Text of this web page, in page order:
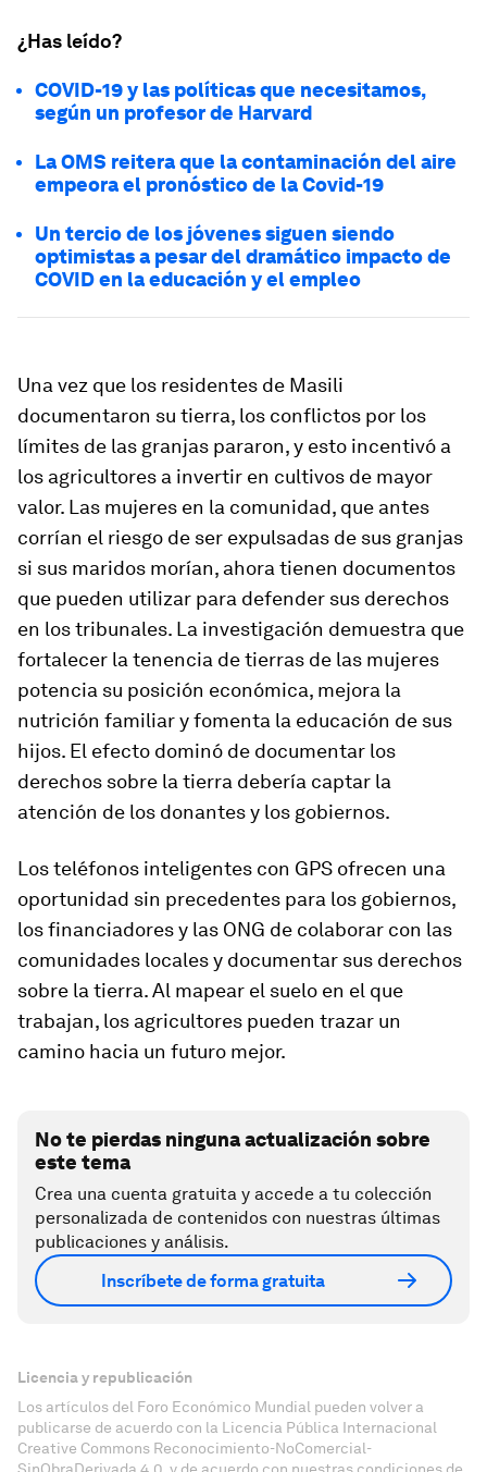
¿Has leído?
COVID-19 y las políticas que necesitamos,
según un profesor de Harvard
La OMS reitera que la contaminación del aire
empeora el pronóstico de la Covid-19
Un tercio de los jóvenes siguen siendo
optimistas a pesar del dramático impacto de
COVID en la educación y el empleo
Una vez que los residentes de Masili
documentaron su tierra, los conflictos por los
límites de las granjas pararon, y esto incentivó a
los agricultores a invertir en cultivos de mayor
valor. Las mujeres en la comunidad, que antes
corrían el riesgo de ser expulsadas de sus granjas
si sus maridos morían, ahora tienen documentos
que pueden utilizar para defender sus derechos
en los tribunales. La investigación demuestra que
fortalecer la tenencia de tierras de las mujeres
potencia su posición económica, mejora la
nutrición familiar y fomenta la educación de sus
hijos. El efecto dominó de documentar los
derechos sobre la tierra debería captar la
atención de los donantes y los gobiernos.
Los teléfonos inteligentes con GPS ofrecen una
oportunidad sin precedentes para los gobiernos,
los financiadores y las ONG de colaborar con las
comunidades locales y documentar sus derechos
sobre la tierra. Al mapear el suelo en el que
trabajan, los agricultores pueden trazar un
camino hacia un futuro mejor.
No te pierdas ninguna actualización sobre
este tema
Crea una cuenta gratuita y accede a tu colección
personalizada de contenidos con nuestras últimas
publicaciones y análisis.
Inscríbete de forma gratuita
Licencia y republicación
Los artículos del Foro Económico Mundial pueden volver a
publicarse de acuerdo con la Licencia Pública Internacional
Creative Commons Reconocimiento-NoComercial-